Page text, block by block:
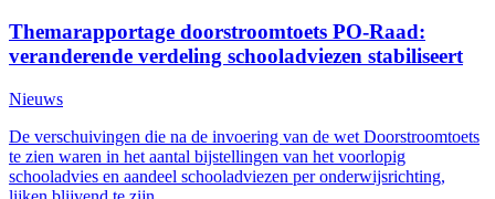
Themarapportage doorstroomtoets PO-Raad:
veranderende verdeling schooladviezen stabiliseert
Nieuws
De verschuivingen die na de invoering van de wet Doorstroomtoets
te zien waren in het aantal bijstellingen van het voorlopig
schooladvies en aandeel schooladviezen per onderwijsrichting,